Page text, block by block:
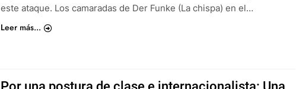
este ataque. Los camaradas de Der Funke (La chispa) en el…
Leer más...